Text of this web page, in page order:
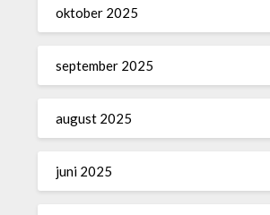
oktober 2025
september 2025
august 2025
juni 2025